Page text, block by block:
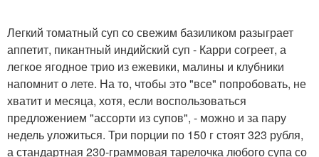
Легкий томатный суп со свежим базиликом разыграет
аппетит, пикантный индийский суп - Карри согреет, а
легкое ягодное трио из ежевики, малины и клубники
напомнит о лете. На то, чтобы это "все" попробовать, не
хватит и месяца, хотя, если воспользоваться
предложением "ассорти из супов", - можно и за пару
недель уложиться. Три порции по 150 г стоят 323 рубля,
а стандартная 230-граммовая тарелочка любого супа со